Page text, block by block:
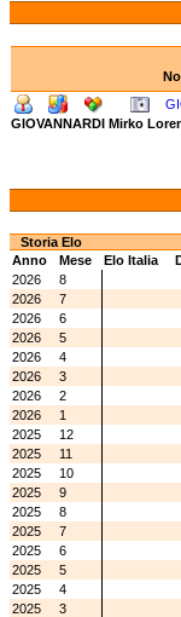
GIOVANNARDI Mirko
Storia Elo
Anno
Mese Elo Italia
2026
8
2026
7
2026
6
2026
5
2026
4
2026
3
2026
2
2026
1
2025
12
2025
11
2025
10
2025
9
2025
8
2025
7
2025
6
2025
5
2025
4
2025
3